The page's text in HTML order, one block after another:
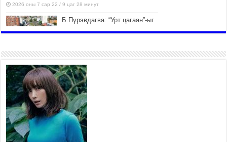
2026 оны 7 сар 22 / 9 цаг 28 минут
Б.Пүрэвдагва: “Урт цагаан”-ыг
2026 оны 7 сар 21 / 16 цаг 47 минут
Тусгай замын автобус /BRT/
төслийн удирдах хорооны
ээлжит хуралдаан боллоо
2026 оны 7 сар 21 / 16 цаг 43 минут
Ерөнхий сайд Н.Учрал БНХАУ-
аас Монгол Улсад суугаа
Элчин сайд Шэнь